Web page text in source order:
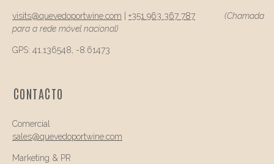
visits@quevedoportwine.com +351 963 367 787
(Chamada
para a rede móvel nacional)
GPS: 41.136548, -8.61473
CONTACTO
Comercial
sales@quevedoportwine.com
Marketing & PR